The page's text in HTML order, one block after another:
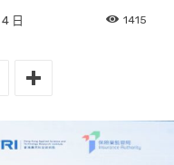
日 1415